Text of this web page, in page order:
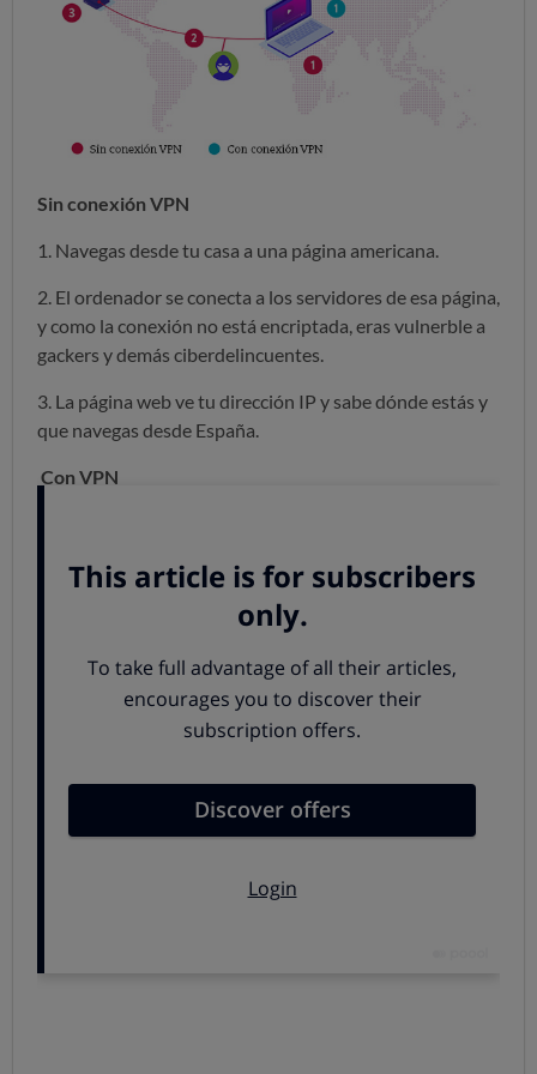
Sin conexión VPN
1. Navegas desde tu casa a una página americana.
2. El ordenador se conecta a los servidores de esa página,
y como la conexión no está encriptada, eras vulnerble a
gackers y demás ciberdelincuentes.
3. La página web ve tu dirección IP y sabe dónde estás y
que navegas desde España.
Con VPN
2. El ordenador se conecta primero con un VPN que está
en Groenlandia, pero cada una de las conexiones está
encriptada, lo que te protege y complica a los hackers su
3. Una VPN conecta con los servidores de la página que
4. Esa página ve la dirección IP del servidor VPN y piensa
que estás en Groenlandia.
Además de ayudarte a mantener tu privacidad mientras